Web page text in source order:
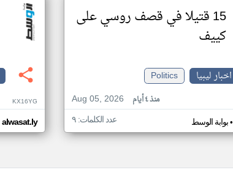
15 قتيلا في قصف روسي على
كييف
اخبار ليبيا
Politics
Aug 05, 2026
منذ ٤ أيام
بوابة الوسط• عدد الكلمات: ٩
KX16YG
alwasat.ly